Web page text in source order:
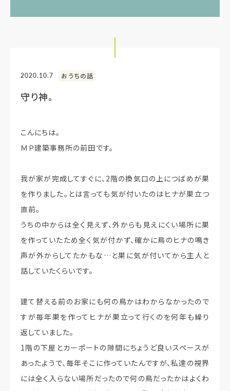
2020.10.7 おうちの話
守り神。
こんにちは。
ＭＰ建築事務所の前田です。
我が家が完成してすぐに、2階の換気口の上につばめが巣
を作りました。とは言っても気が付いたのはヒナが巣立つ
直前。
うちの中からは全く見えず、外からも見えにくい場所に巣
を作っていたため全く気が付かず、確かに鳥のヒナの鳴き
声が外からしてたかもな…と巣に気が付いてから主人と
話していたくらいです。
建て替える前のお家にも何の鳥かはわからなかったので
すが毎年巣を作ってヒナが巣立って行くのを何年も繰り
返していました。
1階の下屋とカーポートの隙間にちょうど良いスペースが
あったようで、毎年そこに作っていたんですが、私達の視界
には全く入らない場所だったので何の鳥だったかはよくわ